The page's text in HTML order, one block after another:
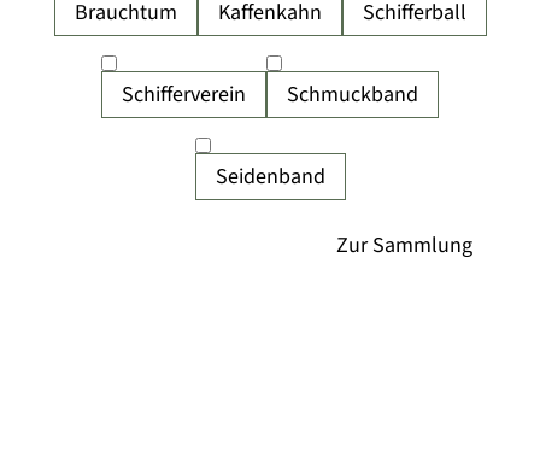
Brauchtum Kaffenkahn Schifferball
Schifferverein Schmuckband
Seidenband